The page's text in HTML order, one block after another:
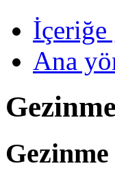
İçeriğe
Ana
Gezinme